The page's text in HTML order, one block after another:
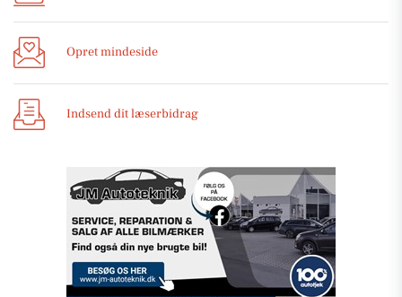
Opret mindeside
Indsend dit læserbidrag